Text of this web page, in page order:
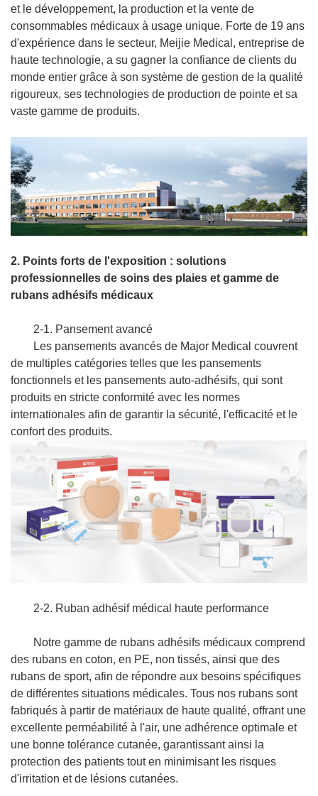
et le développement, la production et la vente de
consommables médicaux à usage unique. Forte de 19 ans
d'expérience dans le secteur, Meijie Medical, entreprise de
haute technologie, a su gagner la confiance de clients du
monde entier grâce à son système de gestion de la qualité
rigoureux, ses technologies de production de pointe et sa
vaste gamme de produits.
2. Points forts de l'exposition : solutions
professionnelles de soins des plaies et gamme de
rubans adhésifs médicaux
2-1. Pansement avancé
Les pansements avancés de Major Medical couvrent
de multiples catégories telles que les pansements
fonctionnels et les pansements auto-adhésifs, qui sont
produits en stricte conformité avec les normes
internationales afin de garantir la sécurité, l'efficacité et le
confort des produits.
2-2. Ruban adhésif médical haute performance
Notre gamme de rubans adhésifs médicaux comprend
des rubans en coton, en PE, non tissés, ainsi que des
rubans de sport, afin de répondre aux besoins spécifiques
de différentes situations médicales. Tous nos rubans sont
fabriqués à partir de matériaux de haute qualité, offrant une
excellente perméabilité à l'air, une adhérence optimale et
une bonne tolérance cutanée, garantissant ainsi la
protection des patients tout en minimisant les risques
d'irritation et de lésions cutanées.